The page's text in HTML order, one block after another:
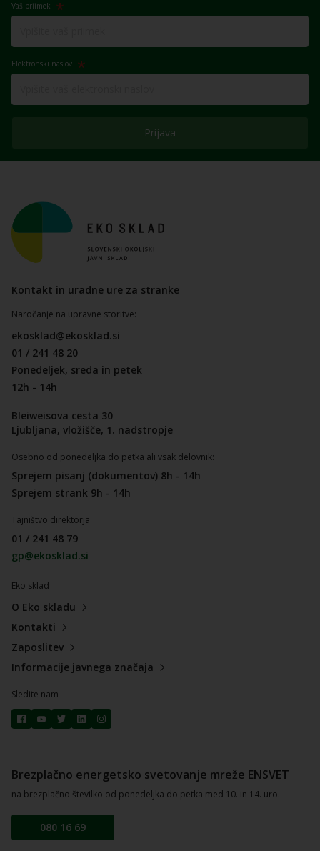
Vaš priimek
Elektronski naslov
Prijava
Kontakt in uradne ure za stranke
Naročanje na upravne storitve:
ekosklad@ekosklad.si
01 / 241 48 20
Ponedeljek, sreda in petek
12h - 14h
Bleiweisova cesta 30
Ljubljana, vložišče, 1. nadstropje
Osebno od ponedeljka do petka ali vsak delovnik:
Sprejem pisanj (dokumentov) 8h - 14h
Sprejem strank 9h - 14h
Tajništvo direktorja
01 / 241 48 79
gp@ekosklad.si
Eko sklad
O Eko skladu
Kontakti
Zaposlitev
Informacije javnega značaja
Sledite nam
Brezplačno energetsko svetovanje mreže ENSVET
na brezplačno številko od ponedeljka do petka med 10. in 14. uro.
080 16 69